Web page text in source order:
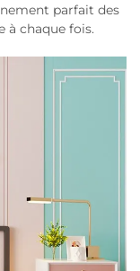
parfait des
à chaque fois.